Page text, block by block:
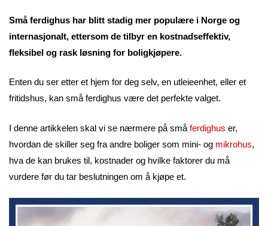
Små ferdighus har blitt stadig mer populære i Norge og
internasjonalt, ettersom de tilbyr en kostnadseffektiv,
fleksibel og rask løsning for boligkjøpere.
Enten du ser etter et hjem for deg selv, en utleieenhet, eller et
fritidshus, kan små ferdighus være det perfekte valget.
I denne artikkelen skal vi se nærmere på små ferdighus er,
hvordan de skiller seg fra andre boliger som mini- og mikrohus,
hva de kan brukes til, kostnader og hvilke faktorer du må
vurdere før du tar beslutningen om å kjøpe et.